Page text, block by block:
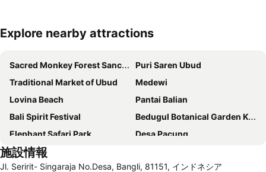
Explore nearby attractions
Sacred Monkey Forest Sanctuary
Puri Saren Ubud
Traditional Market of Ubud
Medewi
Lovina Beach
Pantai Balian
Bali Spirit Festival
Bedugul Botanical Garden Kebun Raya
Elephant Safari Park
Desa Pacung
Jatiluwih
施設情報
Jl. Seririt- Singaraja No.Desa, Bangli, 81151, インドネシア